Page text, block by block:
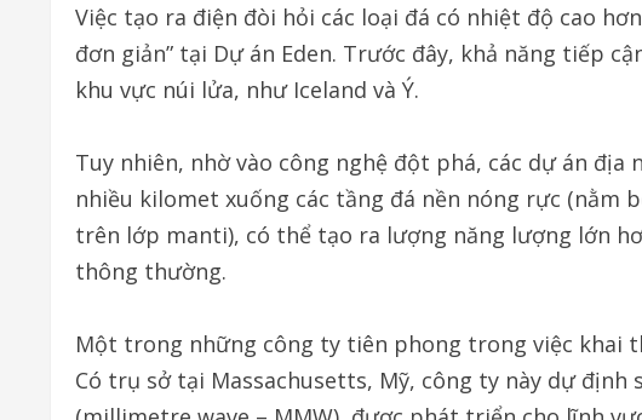
Việc tạo ra điện đòi hỏi các loại đá có nhiệt độ cao
đơn giản” tại Dự án Eden. Trước đây, khả năng tiếp
khu vực núi lửa, như Iceland và Ý.
Tuy nhiên, nhờ vào công nghệ đột phá, các dự án
nhiều kilomet xuống các tầng đá nền nóng rực (nằm
trên lớp manti), có thể tạo ra lượng năng lượng lớn
thông thường.
Một trong những công ty tiên phong trong việc khai
Có trụ sở tại Massachusetts, Mỹ, công ty này dự